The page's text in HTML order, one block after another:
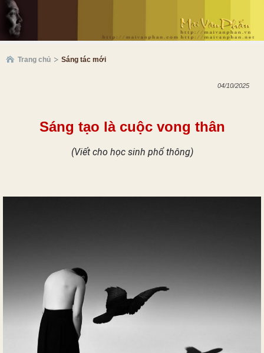
Trang chủ Sáng tác mới
04/10/2025
Sáng tạo là cuộc vong thân
(Viết cho học sinh phổ thông)